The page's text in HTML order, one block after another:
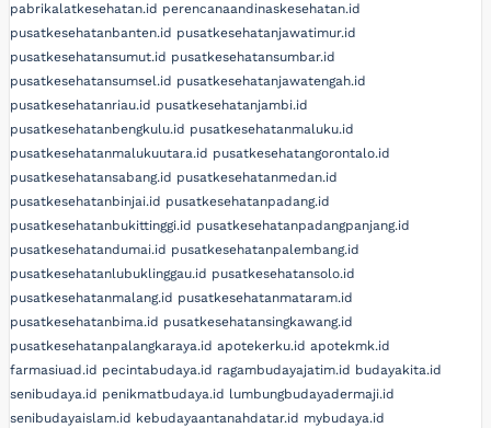
pabrikalatkesehatan.id perencanaandinaskesehatan.id
pusatkesehatanbanten.id pusatkesehatanjawatimur.id
pusatkesehatansumut.id pusatkesehatansumbar.id
pusatkesehatansumsel.id pusatkesehatanjawatengah.id
pusatkesehatanriau.id pusatkesehatanjambi.id
pusatkesehatanbengkulu.id pusatkesehatanmaluku.id
pusatkesehatanmalukuutara.id pusatkesehatangorontalo.id
pusatkesehatansabang.id pusatkesehatanmedan.id
pusatkesehatanbinjai.id pusatkesehatanpadang.id
pusatkesehatanbukittinggi.id pusatkesehatanpadangpanjang.id
pusatkesehatandumai.id pusatkesehatanpalembang.id
pusatkesehatanlubuklinggau.id pusatkesehatansolo.id
pusatkesehatanmalang.id pusatkesehatanmataram.id
pusatkesehatanbima.id pusatkesehatansingkawang.id
pusatkesehatanpalangkaraya.id apotekerku.id apotekmk.id
farmasiuad.id pecintabudaya.id ragambudayajatim.id budayakita.id
senibudaya.id penikmatbudaya.id lumbungbudayadermaji.id
senibudayaislam.id kebudayaantanahdatar.id mybudaya.id